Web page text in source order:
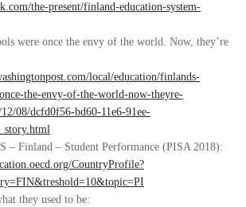
the-present/finland-education-system-
were once the envy of the world. Now, they’re
local/education/finlands-
the-envy-of-the-world-now-theyre-
08/dcfd0f56-bd60-11e6-91ee-
– Finland – Student Performance (PISA 2018):
CountryProfile?
they used to be: